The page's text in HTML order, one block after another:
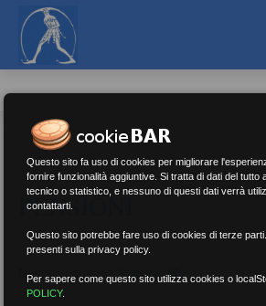
PENSIONI
Nessun risultato.Rimuovi filtri
Questo sito fa uso di cookies per migliorare
fornire funzionalità aggiuntive. Si tratta di dati del tutto
tecnico o statistico, e nessuno di questi dati verrà
contattarti.
Questo sito potrebbe fare uso di cookies di terze
presenti sulla privacy policy.
Per sapere come questo sito utilizza cookies o
POLICY.